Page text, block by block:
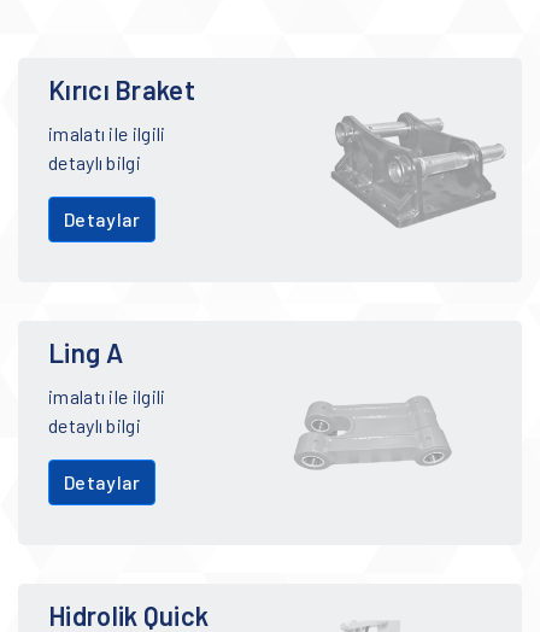
Kırıcı Braket
imalatı ile ilgili
detaylı bilgi
Detaylar
Ling A
imalatı ile ilgili
detaylı bilgi
Detaylar
Hidrolik Quick